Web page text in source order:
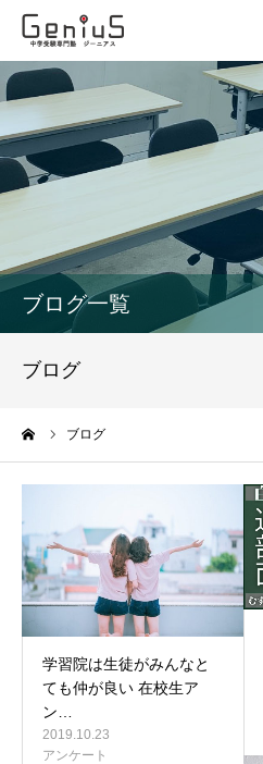
ブログ一覧
ブログ
ブログ
学習院は生徒がみんなと
ても仲が良い 在校生ア
ン…
2019.10.23
アンケート
授業
志望校別特訓
模試
お問い合わせ